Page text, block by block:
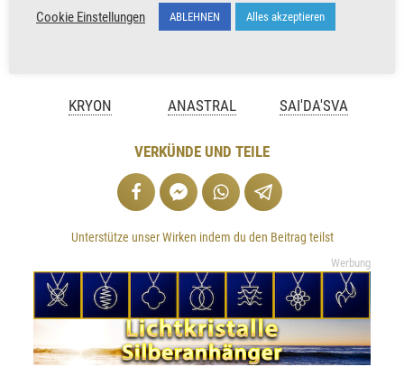
KRYON ANASTRAL SAI'DA'SVA
VERKÜNDE UND TEILE
Unterstütze unser Wirken indem du den Beitrag teilst
Werbung
Cookie Einstellungen ABLEHNEN Alles akzeptieren